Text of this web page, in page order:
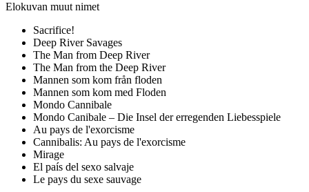
Elokuvan muut nimet
Sacrifice!
Deep River Savages
The Man from Deep River
The Man from the Deep River
Mannen som kom från floden
Mannen som kom med Floden
Mondo Cannibale
Mondo Canibale – Die Insel der erregenden Liebesspiele
Au pays de l'exorcisme
Cannibalis: Au pays de l'exorcisme
Mirage
El país del sexo salvaje
Le pays du sexe sauvage